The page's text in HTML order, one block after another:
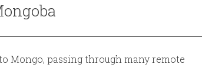
Mongo, passing through many remote